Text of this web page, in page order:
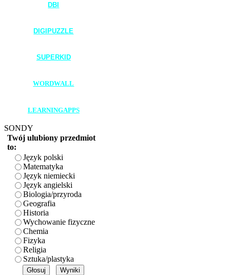
DBI
DIGIPUZZLE
SUPERKID
WORDWALL
LEARNINGAPPS
SONDY
Twój ulubiony przedmiot
to:
Język polski
Matematyka
Język niemiecki
Język angielski
Biologia/przyroda
Geografia
Historia
Wychowanie fizyczne
Chemia
Fizyka
Religia
Sztuka/plastyka